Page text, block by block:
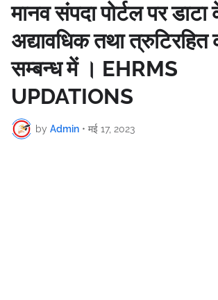
मानव संपदा पोर्टल पर डाटा
अद्यावधिक तथा
सम्बन्ध में । EHRMS
UPDATIONS
by Admin • मई 17, 2023